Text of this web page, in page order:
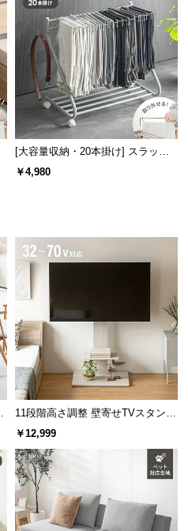
[大容量収納・20本掛け] スラック
スハンガー キャスター付き 出し入
￥4,980
11段階高さ調整 壁寄せTVスタンド
キャスター付き 上下左右角度調節
￥12,999